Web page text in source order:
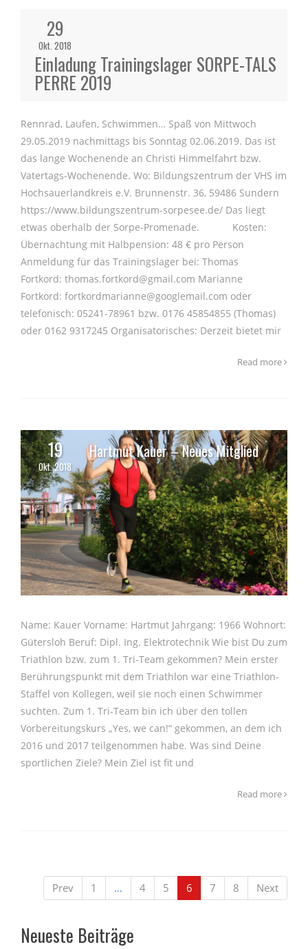
29
Okt. 2018
Einladung Trainingslager SORPE-TALS
PERRE 2019
Rennrad, Laufen, Schwimmen… Spaß von Mittwoch
29.05.2019 nachmittags bis Sonntag 02.06.2019. Das ist
das lange Wochenende an Christi Himmelfahrt bzw.
Vatertags-Wochenende. Wo: Bildungszentrum der VHS im
Hochsauerlandkreis e.V. Brunnenstr. 36, 59486 Sundern
https://www.bildungszentrum-sorpesee.de/ Das liegt
etwas oberhalb der Sorpe-Promenade. Kosten:
Übernachtung mit Halbpension: 48 € pro Person
Anmeldung für das Trainingslager bei: Thomas
Fortkord: thomas.fortkord@gmail.com Marianne
Fortkord: fortkordmarianne@googlemail.com oder
telefonisch: 05241-78961 bzw. 0176 45854855 (Thomas)
oder 0162 9317245 Organisatorisches: Derzeit bietet mir
Read more
19
Okt. 2018
Hartmut Kauer – Neues Mitglied
Name: Kauer Vorname: Hartmut Jahrgang: 1966 Wohnort:
Gütersloh Beruf: Dipl. Ing. Elektrotechnik Wie bist Du zum
Triathlon bzw. zum 1. Tri-Team gekommen? Mein erster
Berührungspunkt mit dem Triathlon war eine Triathlon-
Staffel von Kollegen, weil sie noch einen Schwimmer
suchten. Zum 1. Tri-Team bin ich über den tollen
Vorbereitungskurs „Yes, we can!“ gekommen, an dem ich
2016 und 2017 teilgenommen habe. Was sind Deine
sportlichen Ziele? Mein Ziel ist fit und
Read more
Prev 1 … 4 5 6 7 8 Next
Neueste Beiträge